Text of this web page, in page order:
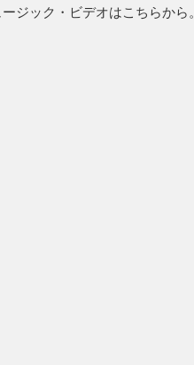
ジック・ビデオはこちらから。